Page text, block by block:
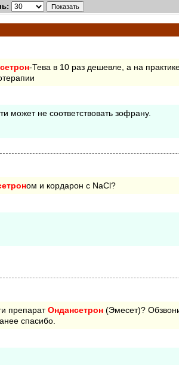
-Тева в 10 раз дешевле, а на
может не соответствовать зофрану.
ом и кордарон с NaCl?
препаратОндансетрон (Эмесет)?
спасибо.